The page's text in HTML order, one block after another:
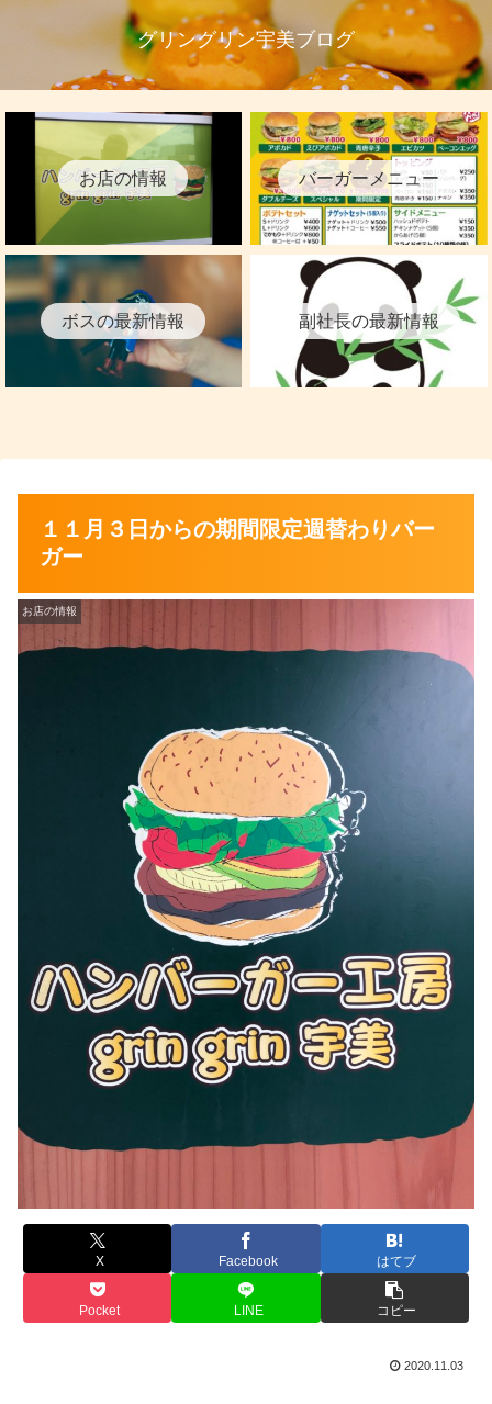
グリングリン宇美ブログ
お店の情報 バーガーメニュー
ボスの最新情報 副社長の最新情報
１１月３日からの期間限定週替わりバー
ガー
お店の情報
X Facebook はてブ
Pocket LINE コピー
2020.11.03